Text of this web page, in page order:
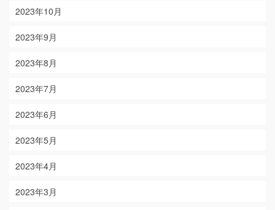
2023年10月
2023年9月
2023年8月
2023年7月
2023年6月
2023年5月
2023年4月
2023年3月